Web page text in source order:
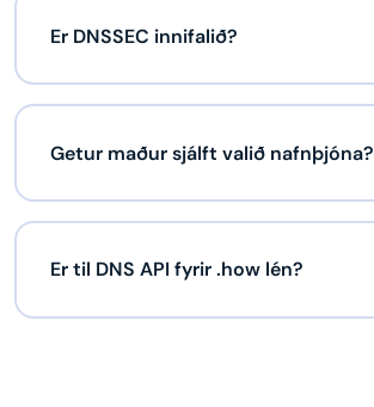
Er DNSSEC innifalið?
Getur maður sjálft valið nafnþjóna?
Er til DNS API fyrir .how lén?